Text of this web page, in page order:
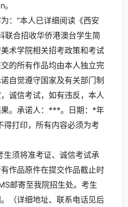
：“本人已详细阅读《西安
联合招收华侨港澳台学生简
术学院相关招考政策和考试
的所有作品均由本人独立完
自觉遵守国家及有关部门制
诚信考试，如有违反，本人
。承诺人：***。日期：*年
得打印，所有内容必须为考
须将准考证、诚信考试承
作品原件在提交作品截止时
邮寄至我院招生处。考生
（详细地址、联系电话见后